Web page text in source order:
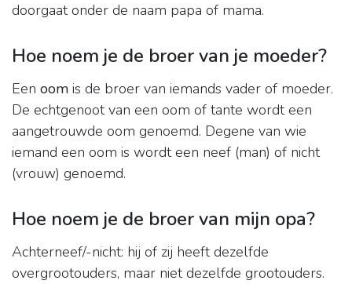
doorgaat onder de naam papa of mama.
Hoe noem je de broer van je moeder?
Een oom is de broer van iemands vader of moeder.
De echtgenoot van een oom of tante wordt een
aangetrouwde oom genoemd. Degene van wie
iemand een oom is wordt een neef (man) of nicht
(vrouw) genoemd.
Hoe noem je de broer van mijn opa?
Achterneef/-nicht: hij of zij heeft dezelfde
overgrootouders, maar niet dezelfde grootouders.